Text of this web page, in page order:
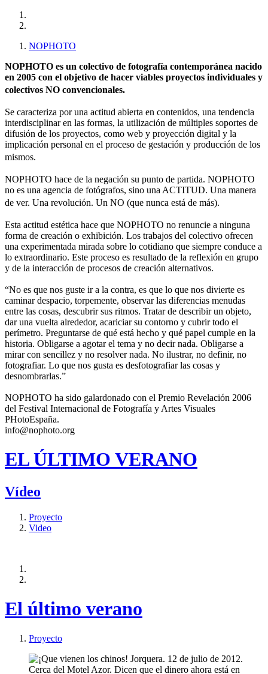
NOPHOTO
NOPHOTO es un colectivo de fotografía contemporánea nacido
en 2005 con el objetivo de hacer viables proyectos individuales y
colectivos NO convencionales.
Se caracteriza por una actitud abierta en contenidos, una tendencia
interdisciplinar en las formas, la utilización de múltiples soportes de
difusión de los proyectos, como web y proyección digital y la
implicación personal en el proceso de gestación y producción de los
mismos.
NOPHOTO hace de la negación su punto de partida. NOPHOTO
no es una agencia de fotógrafos, sino una ACTITUD. Una manera
de ver. Una revolución. Un NO (que nunca está de más).
Esta actitud estética hace que NOPHOTO no renuncie a ninguna
forma de creación o exhibición. Los trabajos del colectivo ofrecen
una experimentada mirada sobre lo cotidiano que siempre conduce a
lo extraordinario. Este proceso es resultado de la reflexión en grupo
y de la interacción de procesos de creación alternativos.
“No es que nos guste ir a la contra, es que lo que nos divierte es
caminar despacio, torpemente, observar las diferencias menudas
entre las cosas, descubrir sus ritmos. Tratar de describir un objeto,
dar una vuelta alrededor, acariciar su contorno y cubrir todo el
perímetro. Preguntarse de qué está hecho y qué papel cumple en la
historia. Obligarse a agotar el tema y no decir nada. Obligarse a
mirar con sencillez y no resolver nada. No ilustrar, no definir, no
fotografiar. Lo que nos gusta es desfotografiar las cosas y
desnombrarlas.”
NOPHOTO ha sido galardonado con el Premio Revelación 2006
del Festival Internacional de Fotografía y Artes Visuales
PHotoEspaña.
info@nophoto.org
EL ÚLTIMO VERANO
Vídeo
Proyecto
Video
El último verano
Proyecto